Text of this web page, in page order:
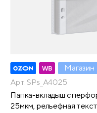
Магазин
Арт. SPs_A4025
Папка-вкладыш с
25мкм, рельефная